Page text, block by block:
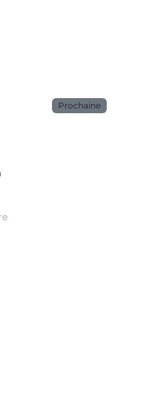
Prochaine